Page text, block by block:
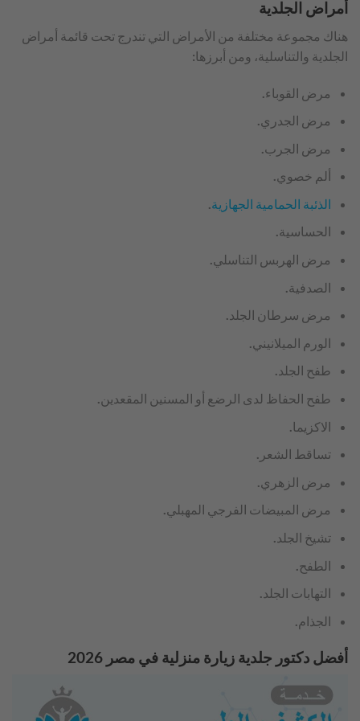
أمراض الجلدية
هناك مجموعة مختلفة من الأمراض التي تندرج تحت قائمة أمراض
الجلدية والتناسلية، ومن أبرزها:
مرض القوباء.
مرض الجدري.
مرض الجرب.
ألم خصوي.
الذئبة الحمامية الجهازية.
الحساسية.
مرض الهربس التناسلي.
الصدفية.
مرض سرطان الجلد.
الورم الميلانيني.
طفح الجلد.
طفح الحفاظ لدى الرضع أو المسنين المقعدين.
الاكزيما.
تساقط الشعر.
مرض الزهري.
مرض المبيضات الفرجي المهبلي.
تشيخ الجلد.
الطفح.
التهابات الجلد.
الجذام.
أفضل دكتور جلدية زيارة منزلية في مصر 2026